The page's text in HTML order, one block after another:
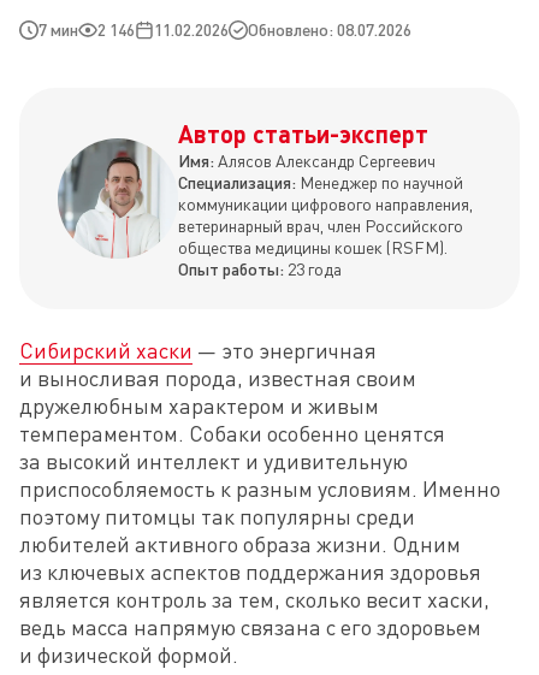
7 мин 2 146 11.02.2026 Обновлено: 08.07.2026
Автор статьи-эксперт
Имя: Алясов Александр Сергеевич
Специализация: Менеджер по научной
коммуникации цифрового направления,
ветеринарный врач, член Российского
общества медицины кошек (RSFM).
Опыт работы: 23 года
Сибирский хаски — это энергичная
и выносливая порода, известная своим
дружелюбным характером и живым
темпераментом. Собаки особенно ценятся
за высокий интеллект и удивительную
приспособляемость к разным условиям. Именно
поэтому питомцы так популярны среди
любителей активного образа жизни. Одним
из ключевых аспектов поддержания здоровья
является контроль за тем, сколько весит хаски,
ведь масса напрямую связана с его здоровьем
и физической формой.